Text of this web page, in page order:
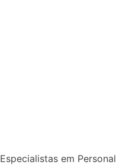
Especialistas em